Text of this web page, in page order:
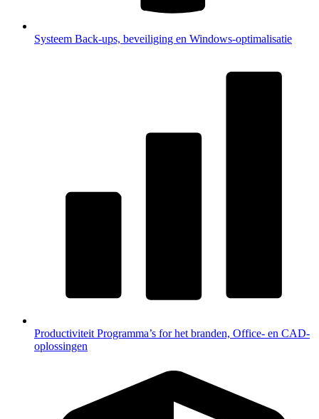
Systeem Back-ups, beveiliging en Windows-optimalisatie
Productiviteit Programma’s for het branden, Office- en CAD-
oplossingen